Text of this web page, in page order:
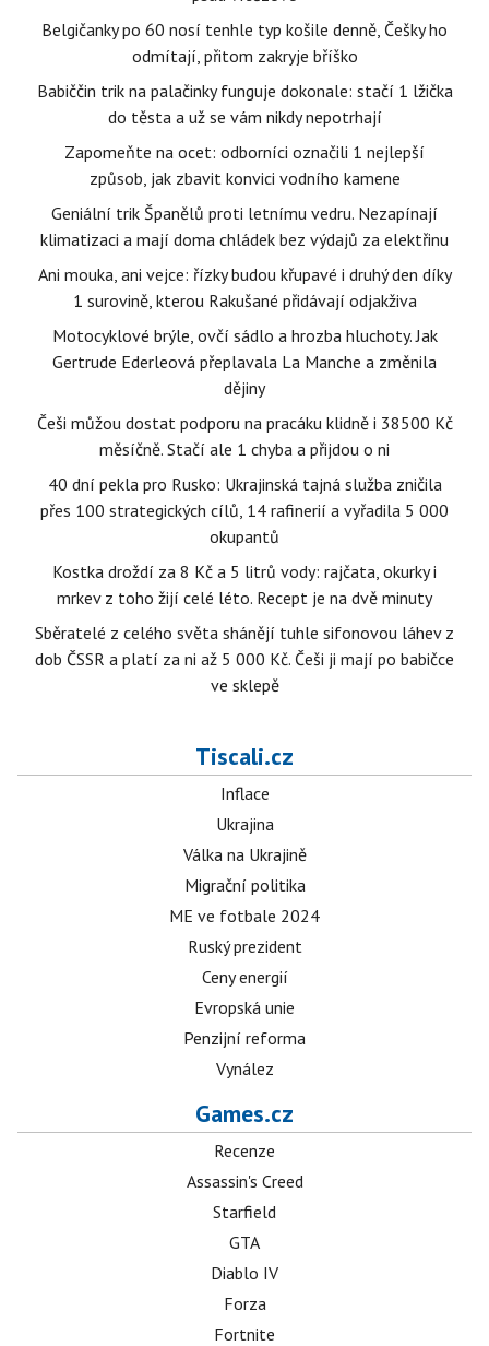
Belgičanky po 60 nosí tenhle typ košile denně, Češky ho
odmítají, přitom zakryje bříško
Babiččin trik na palačinky funguje dokonale: stačí 1 lžička
do těsta a už se vám nikdy nepotrhají
Zapomeňte na ocet: odborníci označili 1 nejlepší
způsob, jak zbavit konvici vodního kamene
Geniální trik Španělů proti letnímu vedru. Nezapínají
klimatizaci a mají doma chládek bez výdajů za elektřinu
Ani mouka, ani vejce: řízky budou křupavé i druhý den díky
1 surovině, kterou Rakušané přidávají odjakživa
Motocyklové brýle, ovčí sádlo a hrozba hluchoty. Jak
Gertrude Ederleová přeplavala La Manche a změnila
dějiny
Češi můžou dostat podporu na pracáku klidně i 38500 Kč
měsíčně. Stačí ale 1 chyba a přijdou o ni
40 dní pekla pro Rusko: Ukrajinská tajná služba zničila
přes 100 strategických cílů, 14 rafinerií a vyřadila 5 000
okupantů
Kostka droždí za 8 Kč a 5 litrů vody: rajčata, okurky i
mrkev z toho žijí celé léto. Recept je na dvě minuty
Sběratelé z celého světa shánějí tuhle sifonovou láhev z
dob ČSSR a platí za ni až 5 000 Kč. Češi ji mají po babičce
ve sklepě
Tiscali.cz
Inflace
Ukrajina
Válka na Ukrajině
Migrační politika
ME ve fotbale 2024
Ruský prezident
Ceny energií
Evropská unie
Penzijní reforma
Vynález
Games.cz
Recenze
Assassin's Creed
Starfield
GTA
Diablo IV
Forza
Fortnite